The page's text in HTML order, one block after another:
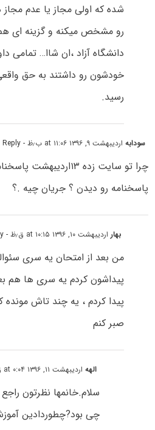
شده که اولی مجاز یا عدم مجاز
رو مشخص میکنه و گزینه ای
دانشگاه آزاد ،ان شاا… تمامی
خودشون رو داشتند به حق
رسید.
سودابهاردیبهشت ۹, ۱۳۹۶ at ۱۱:۰۶ ب٫ظ - Reply
چرا تو سایت زده
پاسخنامه رو دیدن ؟ جریان چیه .؟
بهار اردیبهشت ۱۰, ۱۳۹۶ at ۱۰:۱۵ ق٫ظ - Reply
من بعد از امتحان یه سری
پیداشون کردم یه سری ها هم
پیدا کردم ، یه چند تاش مونده
صبر کنم
الههاردیبهشت ۱۱, ۱۳۹۶ at ۰:۰۴ ق٫ظ
سلام.خانمها نظرتون
چی بود?چطوردادین